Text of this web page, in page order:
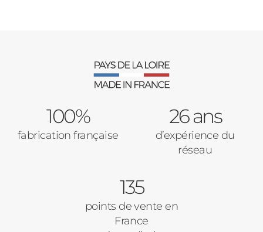
100%
fabrication française
26 ans
d’expérience du
réseau
135
points de vente en
France